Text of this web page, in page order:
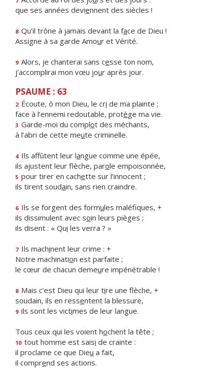
que ses années deviennent des siècles !
8 Qu’il trône à jamais devant la face de Dieu !
Assigne à sa garde Amour et Vérité.
9 Alors, je chanterai sans cesse ton nom,
j’accomplirai mon vœu jour après jour.
PSAUME : 63
2 Écoute, ô mon Dieu, le cri de ma plainte ;
face à l’ennemi redoutable, protège ma vie.
3 Garde-moi du complot des méchants,
à l’abri de cette meute criminelle.
4 Ils affûtent leur langue comme une épée,
ils ajustent leur flèche, parole empoisonnée,
5 pour tirer en cachette sur l’innocent ;
ils tirent soudain, sans rien craindre.
6 Ils se forgent des formules maléfiques, +
ils dissimulent avec soin leurs pièges ;
ils disent : « Qui les verra ? »
7 Ils machinent leur crime : +
Notre machination est parfaite ;
le cœur de chacun demeure impénétrable !
8 Mais c’est Dieu qui leur tire une flèche, +
soudain, ils en ressentent la blessure,
9 ils sont les victimes de leur langue.
Tous ceux qui les voient hochent la tête ;
10 tout homme est saisi de crainte :
il proclame ce que Dieu a fait,
il comprend ses actions.